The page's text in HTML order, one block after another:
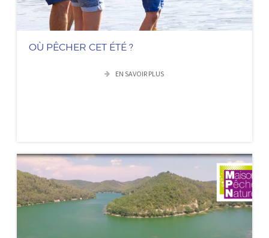
OÙ PÊCHER CET ÉTÉ ?
EN SAVOIR PLUS